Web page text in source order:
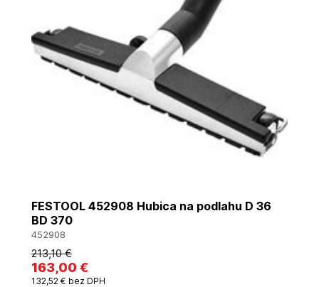
FESTOOL 452908 Hubica na podlahu D 36
BD 370
452908
213,10 €
163,00 €
132,52 € bez DPH